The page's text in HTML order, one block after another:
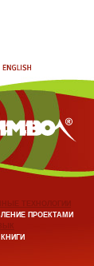
ТЕХНОЛОГИИ
ПРОЕКТАМИ